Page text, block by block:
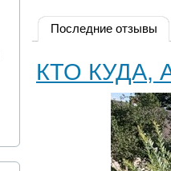
Последние отзывы
КТО КУДА,